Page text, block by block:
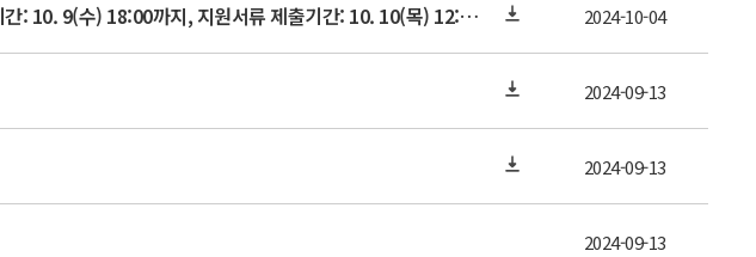
2024년도 후기 전문연구요원 편입대상자 선발 공고 재안내[온라인 신청기간: 10. 9(수) 18:00까지, 지원서류 제출기간: 10. 10(목) 12:00까지] 2024-10-04
2024-09-13
2024-09-13
2024-09-13